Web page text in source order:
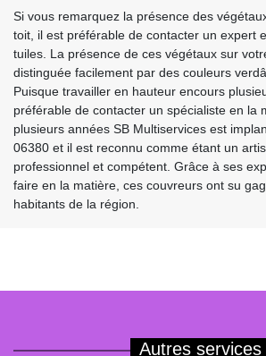
Si vous remarquez la présence des
toit, il est préférable de contacter un expert
tuiles. La présence de ces végétaux sur
distinguée facilement par des couleurs
Puisque travailler en hauteur encours
préférable de contacter un spécialiste en la
plusieurs années SB Multiservices est
06380 et il est reconnu comme étant un
professionnel et compétent. Grâce à ses
faire en la matière, ces couvreurs ont su
habitants de la région.
Autres services